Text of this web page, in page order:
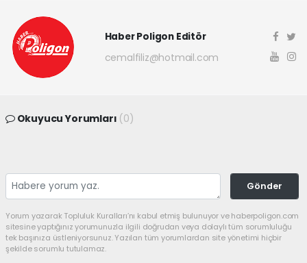
Haber Poligon Editör
cemalfiliz@hotmail.com
Okuyucu Yorumları (0)
Gönder
Yorum yazarak Topluluk Kuralları’nı kabul etmiş bulunuyor ve haberpoligon.com
sitesine yaptığınız yorumunuzla ilgili doğrudan veya dolaylı tüm sorumluluğu
tek başınıza üstleniyorsunuz. Yazılan tüm yorumlardan site yönetimi hiçbir
şekilde sorumlu tutulamaz.